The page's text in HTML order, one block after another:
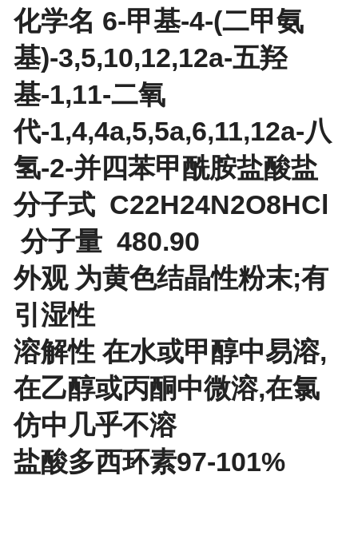
化学名 6-甲基-4-(二甲氨
基)-3,5,10,12,12a-五羟
基-1,11-二氧
代-1,4,4a,5,5a,6,11,12a-八
氢-2-并四苯甲酰胺盐酸盐
分子式 C22H24N2O8HCl
分子量 480.90
外观 为黄色结晶性粉末;有
引湿性
溶解性 在水或甲醇中易溶,
在乙醇或丙酮中微溶,在氯
仿中几乎不溶
盐酸多西环素97-101%